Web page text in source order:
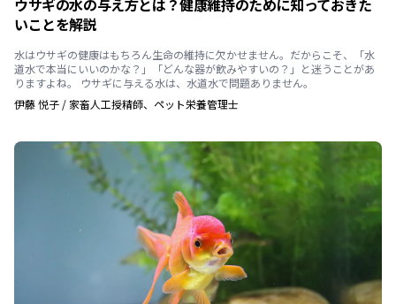
ウサギの水の与え方とは？健康維持のために知っておきた
いことを解説
水はウサギの健康はもちろん生命の維持に欠かせません。だからこそ、「水
道水で本当にいいのかな？」「どんな器が飲みやすいの？」と迷うことがあ
りますよね。 ウサギに与える水は、水道水で問題ありません。
伊藤 悦子 / 家畜人工授精師、ペット栄養管理士